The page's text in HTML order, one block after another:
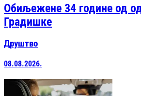
Обиљежене 34 године од
Градишке
Друштво
08.08.2026.